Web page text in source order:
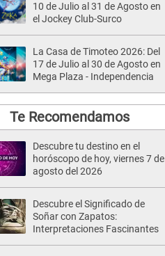
10 de Julio al 31 de Agosto en
el Jockey Club-Surco
La Casa de Timoteo 2026: Del
17 de Julio al 30 de Agosto en
Mega Plaza - Independencia
Te Recomendamos
Descubre tu destino en el
horóscopo de hoy, viernes 7 de
agosto del 2026
Descubre el Significado de
Soñar con Zapatos:
Interpretaciones Fascinantes